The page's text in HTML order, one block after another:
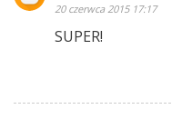
20 czerwca 2015 17:17
SUPER!